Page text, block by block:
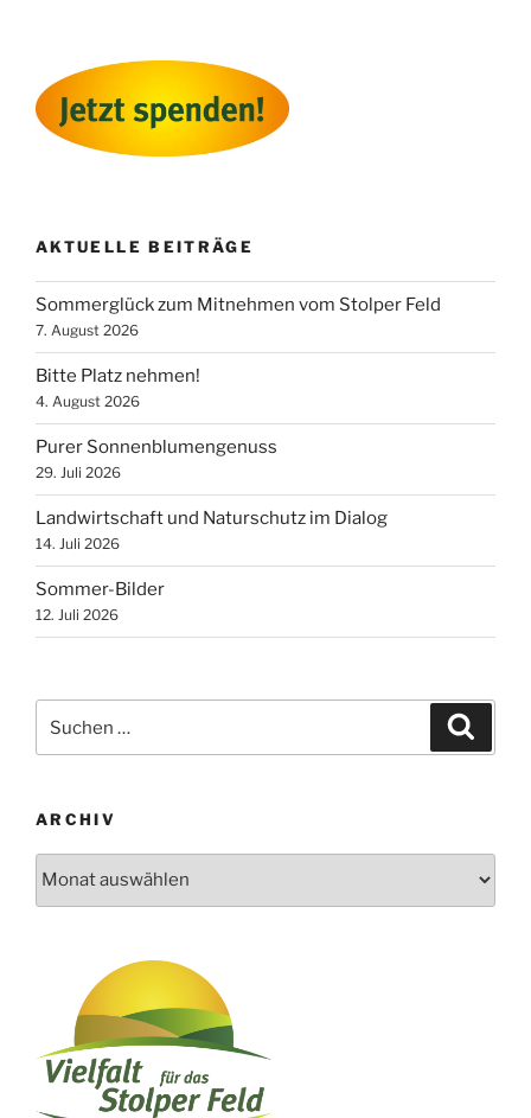
AKTUELLE BEITRÄGE
Sommerglück zum Mitnehmen vom Stolper Feld
7. August 2026
Bitte Platz nehmen!
4. August 2026
Purer Sonnenblumengenuss
29. Juli 2026
Landwirtschaft und Naturschutz im Dialog
14. Juli 2026
Sommer-Bilder
12. Juli 2026
nach:
ARCHIV